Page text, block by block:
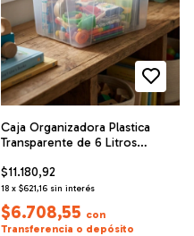
Caja Organizadora Plastica
Transparente de 6 Litros
$11.180,92
18 x $621,16 sin interés
$6.708,55 con
Transferencia o depósito